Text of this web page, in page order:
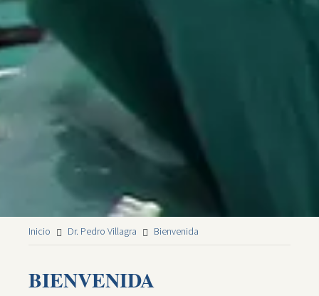
Inicio Dr. Pedro Villagra Bienvenida
BIENVENIDA